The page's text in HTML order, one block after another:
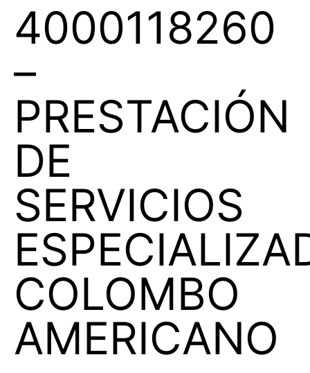
4000118260
–
PRESTACIÓN
DE
SERVICIOS
COLOMBO
AMERICANO